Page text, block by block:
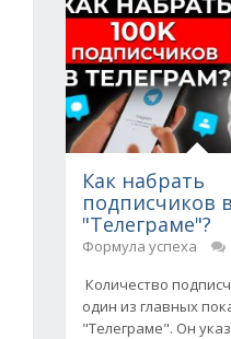
Как набрать
подписчиков в
"Телеграме"?
Формула успеха
Количество
один из главных
"Телеграме". Он